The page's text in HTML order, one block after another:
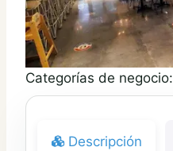
Categorías de negocio:
Descripción